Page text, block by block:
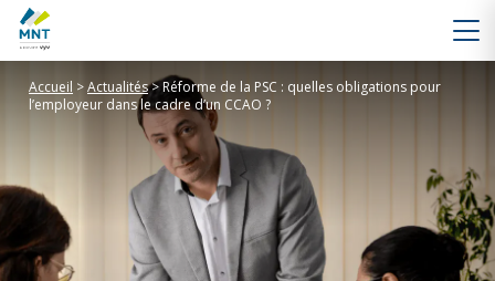
Accueil >Actualités>Réforme de la PSC : quelles obligations pour
l’employeur dans le cadre d’un CCAO ?